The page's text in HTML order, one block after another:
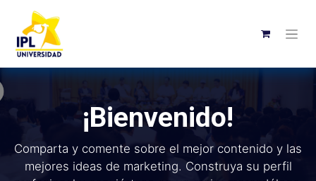
¡Bienvenido!
Comparta y comente sobre el mejor contenido y las
mejores ideas de marketing. Construya su perfil